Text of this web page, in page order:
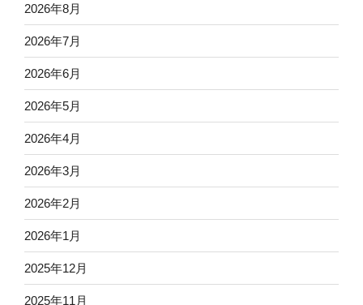
2026年8月
2026年7月
2026年6月
2026年5月
2026年4月
2026年3月
2026年2月
2026年1月
2025年12月
2025年11月